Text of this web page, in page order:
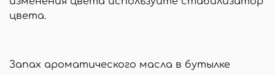
цвета.
Запах ароматического масла в бутылке